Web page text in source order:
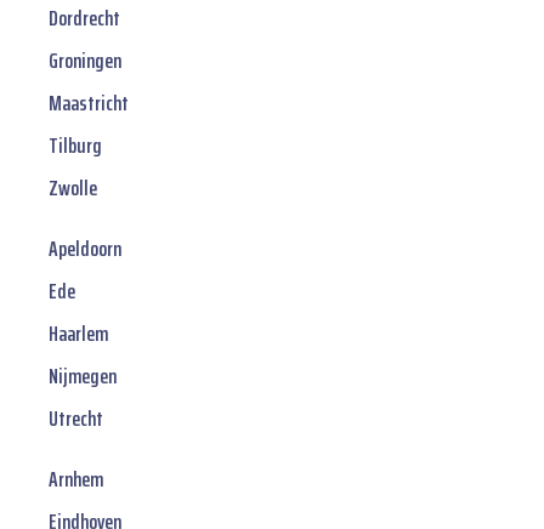
Dordrecht
Groningen
Maastricht
Tilburg
Zwolle
Apeldoorn
Ede
Haarlem
Nijmegen
Utrecht
Arnhem